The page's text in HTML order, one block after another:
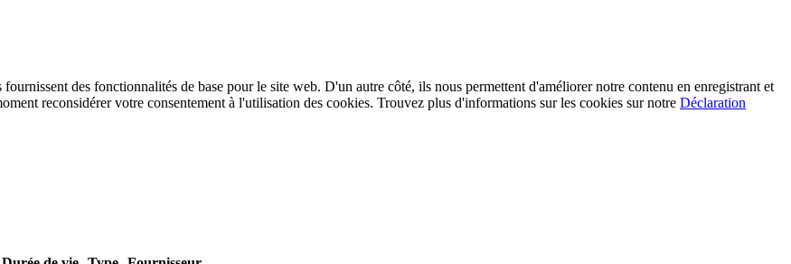
des fonctionnalités de base pour le site web. D'un autre côté, ils nous permettent d'améliorer notre contenu en enregistrant et
reconsidérer votre consentement à l'utilisation des cookies. Trouvez plus d'informations sur les cookies sur notre Déclaration